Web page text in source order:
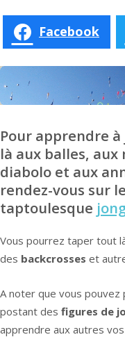
Facebook
Pour apprendre
là aux balles, aux
diabolo et aux
rendez-vous sur
taptoulesque
Vous pourrez taper tout
des backcrosses et
A noter que vous pouvez
postant des figures de
apprendre aux autres